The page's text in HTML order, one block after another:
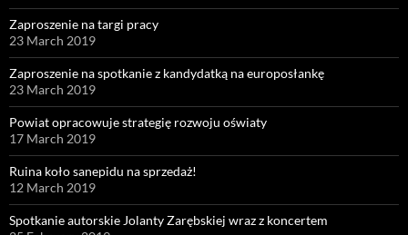
Zaproszenie na targi pracy
23 March 2019
Zaproszenie na spotkanie z kandydatką na europosłankę
23 March 2019
Powiat opracowuje strategię rozwoju oświaty
17 March 2019
Ruina koło sanepidu na sprzedaż!
12 March 2019
Spotkanie autorskie Jolanty Zarębskiej wraz z koncertem